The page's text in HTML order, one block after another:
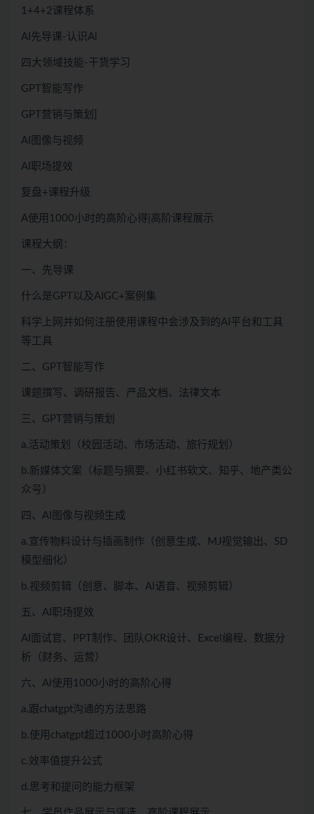
1+4+2课程体系
AI先导课-认识Al
四大领域技能-干货学习
GPT智能写作
GPT营销与策划]
AI图像与视频
AI职场提效
复盘+课程升级
A使用1000小时的高阶心得|高阶课程展示
课程大纲：
一、先导课
什么是GPT以及AIGC+案例集
科学上网并如何注册使用课程中会涉及到的AI平台和工具
等工具
二、GPT智能写作
课题撰写、调研报告、产品文档、法律文本
三、GPT营销与策划
a.活动策划（校园活动、市场活动、旅行规划）
b.新媒体文案（标题与摘要、小红书软文、知乎、地产类公
众号）
四、AI图像与视频生成
a.宣传物料设计与插画制作（创意生成、MJ视觉输出、SD
模型细化）
b.视频剪辑（创意、脚本、Al语音、视频剪辑）
五、AI职场提效
AI面试官、PPT制作、团队OKR设计、Excel编程、数据分
析（财务、运营）
六、Al使用1000小时的高阶心得
a.跟chatgpt沟通的方法思路
b.使用chatgpt超过1000小时高阶心得
c.效率值提升公式
d.思考和提问的能力框架